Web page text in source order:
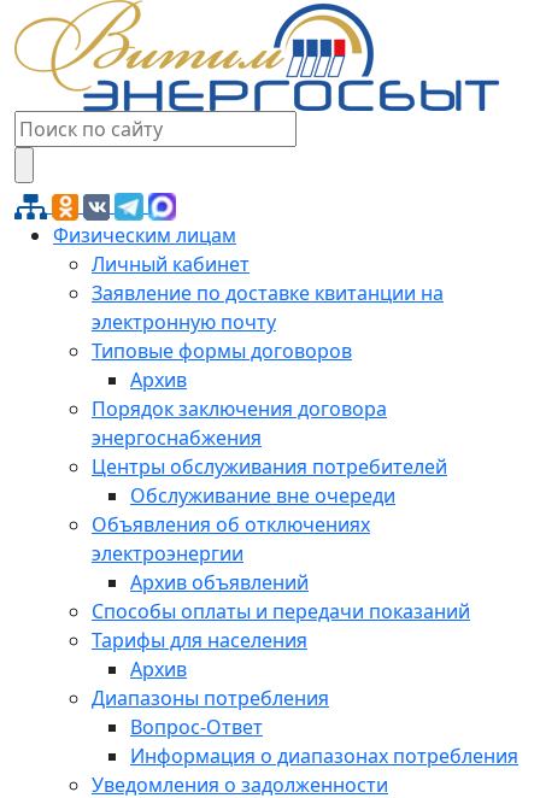
Физическим лицам
Личный кабинет
Заявление по доставке квитанции на
электронную почту
Типовые формы договоров
Архив
Порядок заключения договора
энергоснабжения
Центры обслуживания потребителей
Обслуживание вне очереди
Объявления об отключениях
электроэнергии
Архив объявлений
Способы оплаты и передачи показаний
Тарифы для населения
Архив
Диапазоны потребления
Вопрос-Ответ
Информация о диапазонах потребления
Уведомления о задолженности